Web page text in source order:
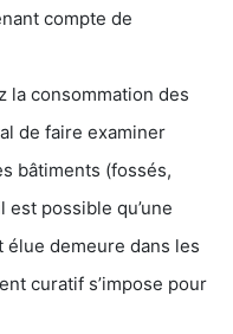
compte de
la consommation des
de faire examiner
bâtiments (fossés,
est possible qu’une
demeure dans les
curatif s’impose pour